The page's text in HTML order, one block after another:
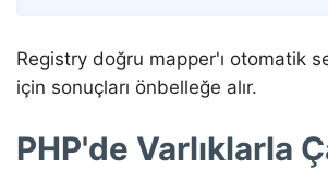
Registry doğru mapper'ı otomatik
için sonuçları önbelleğe alır.
PHP'de Varlıklarla